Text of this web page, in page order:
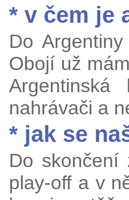
* v čem je
Do
Obojí už
nahrávači a
* jak se
Do skončení
play-off a v